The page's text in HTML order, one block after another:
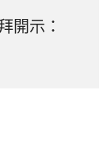
開示：